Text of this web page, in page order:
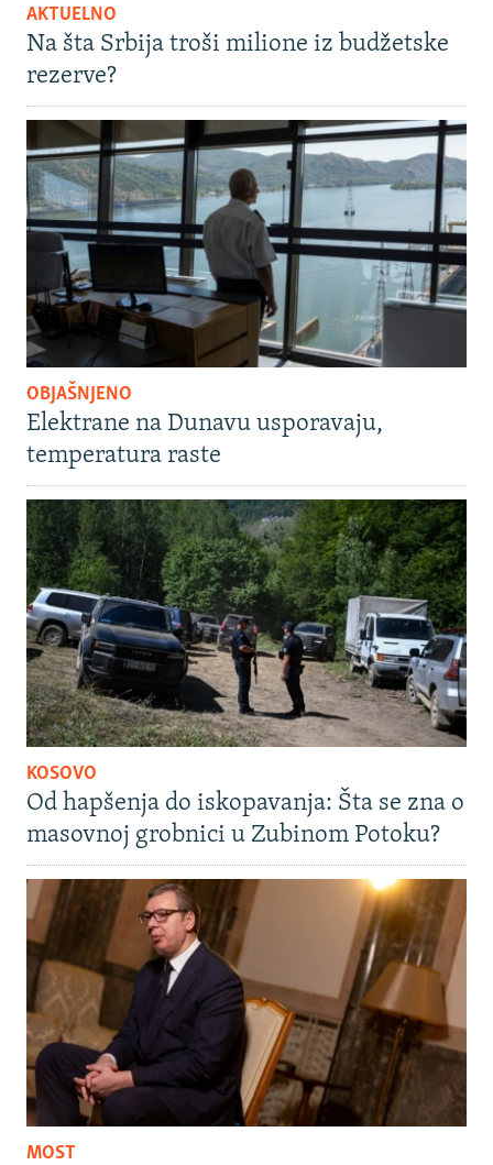
AKTUELNO
Na šta Srbija troši milione iz budžetske
rezerve?
OBJAŠNJENO
Elektrane na Dunavu usporavaju,
temperatura raste
KOSOVO
Od hapšenja do iskopavanja: Šta se zna o
masovnoj grobnici u Zubinom Potoku?
MOST